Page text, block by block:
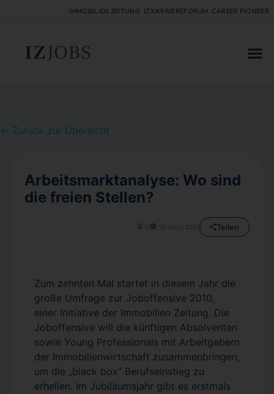
IMMOBILIEN ZEITUNG IZ KARRIEREFORUM CAREER PIONEER
← Zurück zur Übersicht
Arbeitsmarktanalyse: Wo sind
die freien Stellen?
16. März 2010 Teilen
Zum zehnten Mal startet in diesem Jahr die
große Umfrage zur Joboffensive 2010,
einer Initiative der Immobilien Zeitung. Die
Joboffensive will die künftigen Absolventen
sowie Young Professionals mit Arbeitgebern
der Immobilienwirtschaft zusammenbringen,
um die „black box“ Berufseinstieg zu
erhellen. Im Jubiläumsjahr gibt es erstmals